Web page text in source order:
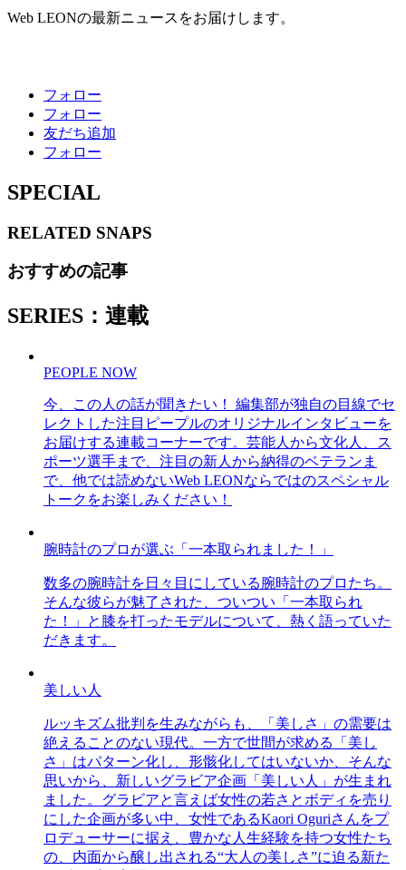
Web LEONの最新ニュースをお届けします。
フォロー
フォロー
友だち追加
フォロー
SPECIAL
RELATED SNAPS
おすすめの記事
SERIES：連載
PEOPLE NOW
今、この人の話が聞きたい！ 編集部が独自の目線でセ
レクトした注目ピープルのオリジナルインタビューを
お届けする連載コーナーです。芸能人から文化人、ス
ポーツ選手まで、注目の新人から納得のベテランま
で、他では読めないWeb LEONならではのスペシャル
トークをお楽しみください！
腕時計のプロが選ぶ「一本取られました！」
数多の腕時計を日々目にしている腕時計のプロたち。
そんな彼らが魅了された、ついつい「一本取られ
た！」と膝を打ったモデルについて、熱く語っていた
だきます。
美しい人
ルッキズム批判を生みながらも、「美しさ」の需要は
絶えることのない現代。一方で世間が求める「美し
さ」はパターン化し、形骸化してはいないか、そんな
思いから、新しいグラビア企画「美しい人」が生まれ
ました。グラビアと言えば女性の若さとボディを売り
にした企画が多い中、女性であるKaori Oguriさんをプ
ロデューサーに据え、豊かな人生経験を持つ女性たち
の、内面から醸し出される“大人の美しさ”に迫る新た